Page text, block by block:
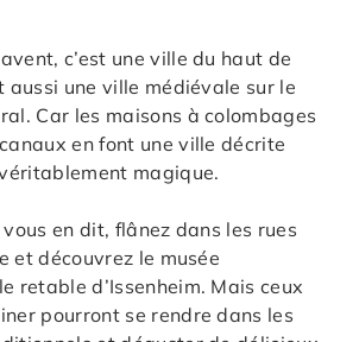
c’est une ville du haut de
aussi une ville médiévale sur le
Car les maisons à colombages
en font une ville décrite
magique.
en dit, flânez dans les rues
et découvrez le musée
retable d’Issenheim. Mais ceux
pourront se rendre dans les